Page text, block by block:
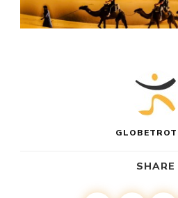
SHARE